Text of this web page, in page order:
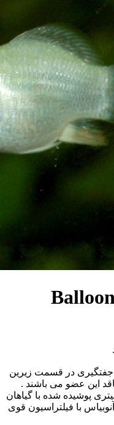
در قسمت زیرین
این عضو می باشند .
مخزن : حداقل حجم 120 لیتری پوشیده شده با گیاهان
آنوبیاس با فیلتراسیون قوی